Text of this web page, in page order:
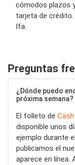
cómodos plazos
tarjeta de
Ifa.
Preguntas
¿Dónde puedo
próxima semana?
El folleto de
disponible unos
ejemplo durante
publicamos el
aparece en línea.